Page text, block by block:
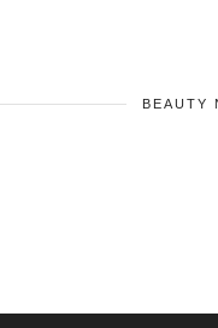
BEAUTY